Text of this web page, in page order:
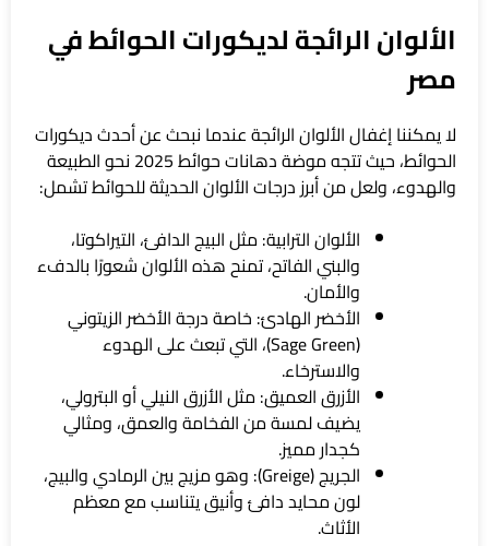
الألوان الرائجة لديكورات الحوائط في
مصر
لا يمكننا إغفال الألوان الرائجة عندما نبحث عن أحدث ديكورات
الحوائط، حيث تتجه موضة دهانات حوائط 2025 نحو الطبيعة
والهدوء، ولعل من أبرز درجات الألوان الحديثة للحوائط تشمل:
الألوان الترابية: مثل البيج الدافئ، التيراكوتا،
والبني الفاتح، تمنح هذه الألوان شعورًا بالدفء
والأمان.
الأخضر الهادئ: خاصة درجة الأخضر الزيتوني
(Sage Green)، التي تبعث على الهدوء
والاسترخاء.
الأزرق العميق: مثل الأزرق النيلي أو البترولي،
يضيف لمسة من الفخامة والعمق، ومثالي
كجدار مميز.
الجريج (Greige): وهو مزيج بين الرمادي والبيج،
لون محايد دافئ وأنيق يتناسب مع معظم
الأثاث.